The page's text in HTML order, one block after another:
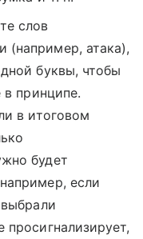
слов
(например, атака),
буквы, чтобы
в принципе.
в итоговом
будет
если
просигнализирует,